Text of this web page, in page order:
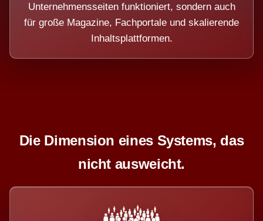
Unternehmensseiten funktioniert, sondern auch
für große Magazine, Fachportale und skalierende
Inhaltsplattformen.
Die Dimension eines Systems, das
nicht ausweicht.